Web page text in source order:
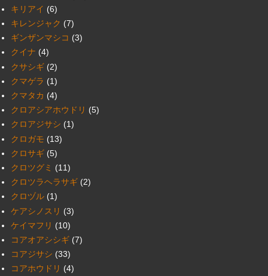
キリアイ (6)
キレンジャク (7)
ギンザンマシコ (3)
クイナ (4)
クサシギ (2)
クマゲラ (1)
クマタカ (4)
クロアシアホウドリ (5)
クロアジサシ (1)
クロガモ (13)
クロサギ (5)
クロツグミ (11)
クロツラヘラサギ (2)
クロヅル (1)
ケアシノスリ (3)
ケイマフリ (10)
コアオアシシギ (7)
コアジサシ (33)
コアホウドリ (4)